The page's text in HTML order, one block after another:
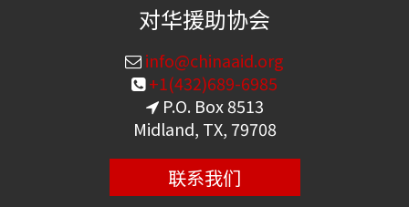
对华援助协会
info@chinaaid.org
+1(432)689-6985
P.O. Box 8513
Midland, TX, 79708
联系我们